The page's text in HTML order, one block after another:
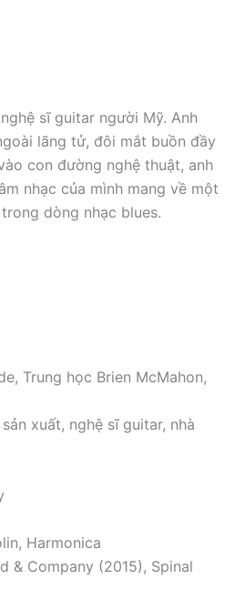
sĩ guitar người Mỹ. Anh
lãng tử, đôi mắt buồn đầy
con đường nghệ thuật, anh
nhạc của mình mang về một
dòng nhạc blues.
Trung học Brien McMahon,
xuất, nghệ sĩ guitar, nhà
Harmonica
& Company (2015), Spinal